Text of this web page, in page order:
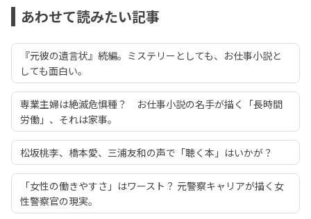
あわせて読みたい記事
『元彼の遺言状』続編。ミステリーとしても、お仕事小説と
しても面白い。
専業主婦は絶滅危惧種？ お仕事小説の名手が描く「長時間
労働」、それは家事。
松坂桃李、橋本愛、三浦友和の声で「聴く本」はいかが？
「女性の働きやすさ」はワースト？ 元警察キャリアが描く女
性警察官の現実。